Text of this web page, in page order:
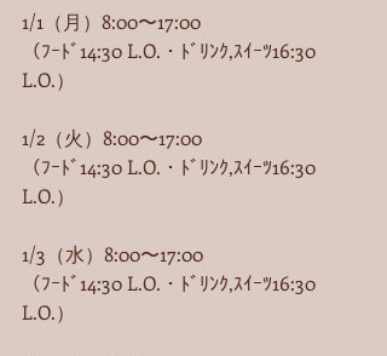
1/1（月）8:00〜17:00
（ﾌｰﾄﾞ14:30 L.O.・ﾄﾞﾘﾝｸ,ｽｲｰﾂ16:30
L.O.）
1/2（火）8:00〜17:00
（ﾌｰﾄﾞ14:30 L.O.・ﾄﾞﾘﾝｸ,ｽｲｰﾂ16:30
L.O.）
1/3（水）8:00〜17:00
（ﾌｰﾄﾞ14:30 L.O.・ﾄﾞﾘﾝｸ,ｽｲｰﾂ16:30
L.O.）